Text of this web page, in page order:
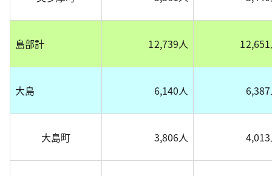
島部計 12,739人
大島 6,140人
大島町 3,806人